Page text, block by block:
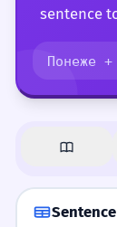
sentence
Понеже